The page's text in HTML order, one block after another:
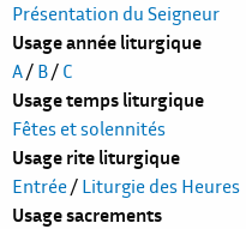
Présentation du Seigneur
Usage année liturgique
A/ B/ C
Usage temps liturgique
Fêtes et solennités
Usage rite liturgique
Entrée/ Liturgie des Heures
Usage sacrements